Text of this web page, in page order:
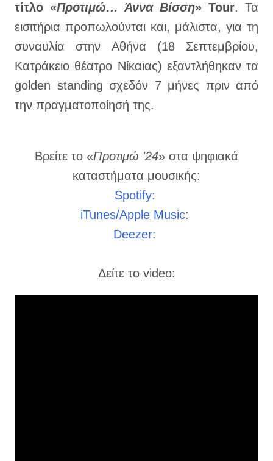
τίτλο «Προτιμώ… Άννα Βίσση» Tour. Τα
εισιτήρια προπωλούνται και, μάλιστα, για τη
συναυλία στην Αθήνα (18 Σεπτεμβρίου,
Κατράκειο θέατρο Νίκαιας) εξαντλήθηκαν τα
golden standing σχεδόν 7 μήνες πριν από
την πραγματοποίησή της.
Βρείτε το «Προτιμώ '24» στα ψηφιακά
καταστήματα μουσικής:
Spotify:
iTunes/Apple Music:
Deezer:
Δείτε το video: